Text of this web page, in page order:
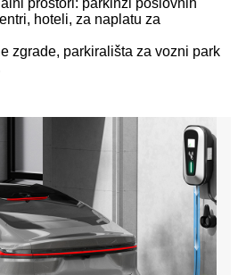
hoteli, za naplatu za
zgrade, parkirališta za vozni park